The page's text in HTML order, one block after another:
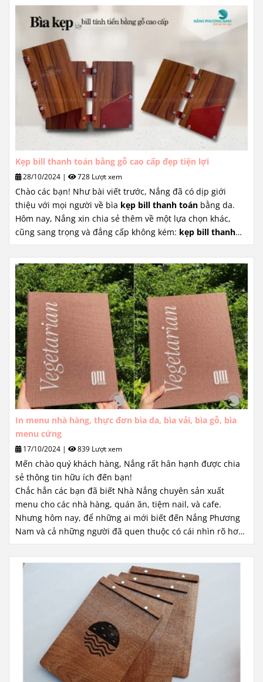
Kẹp bill thanh toán bằng gỗ cao cấp đẹp tiện lợi
28/10/2024 | 728 Lượt xem
Chào các bạn! Như bài viết trước, Nắng đã có dịp giới
thiệu với mọi người về bìa kẹp bill thanh toán bằng da.
Hôm nay, Nắng xin chia sẻ thêm về một lựa chọn khác,
cũng sang trọng và đẳng cấp không kém: kẹp bill thanh
toánbằng gỗ cao cấp. Mẫu kẹp bill này vừa được Nhà
Nắng hoàn thành cho khách hàng, và Nắng tin chắc rằng
nó sẽ mang đến một trải nghiệm thanh toán hoàn toàn
mới, vừa chuyên nghiệp lại vừa tinh tế.
In menu nhà hàng, thực đơn bìa da, bìa vải, bìa gỗ, bìa
menu cứng
17/10/2024 | 839 Lượt xem
Mến chào quý khách hàng, Nắng rất hân hạnh được chia
sẻ thông tin hữu ích đến bạn!
Chắc hẳn các bạn đã biết Nhà Nắng chuyên sản xuất
menu cho các nhà hàng, quán ăn, tiệm nail, và cafe.
Nhưng hôm nay, để những ai mới biết đến Nắng Phương
Nam và cả những người đã quen thuộc có cái nhìn rõ hơn
về các loại chất liệu in menu nhà hàng, Nắng xin chia sẻ
với các bạn qua bài viết này nhé!